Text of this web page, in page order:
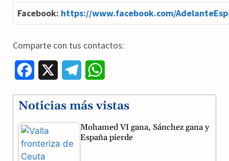
Facebook: https://www.facebook.com/
Comparte con tus contactos:
c
e
b
l
e
a
t
Noticias más vistas
Mohamed VI gana, Sánchez gana y
España pierde